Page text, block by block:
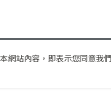
網站內容，即表示您同意我